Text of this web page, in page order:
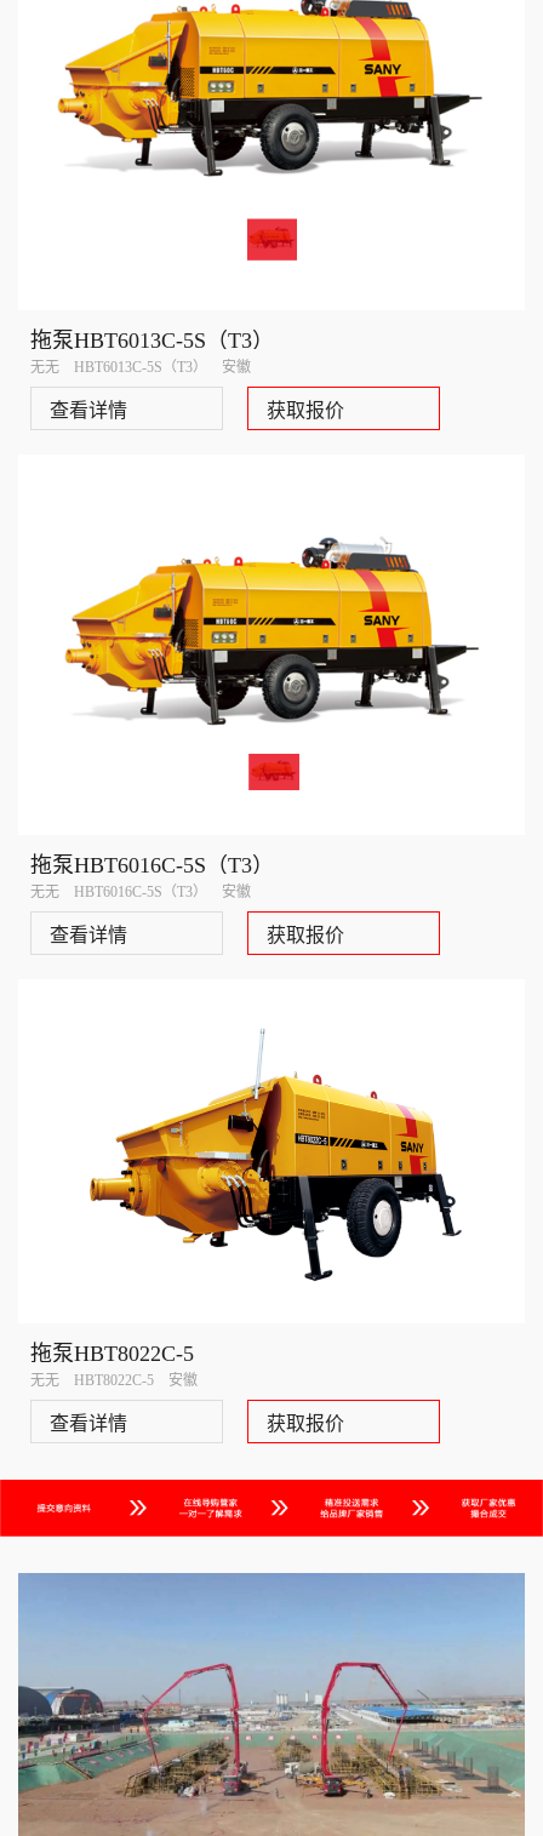
拖泵HBT6013C-5S（T3）
无无 HBT6013C-5S（T3） 安徽
查看详情 获取报价
拖泵HBT6016C-5S（T3）
无无 HBT6016C-5S（T3） 安徽
查看详情 获取报价
拖泵HBT8022C-5
无无 HBT8022C-5 安徽
查看详情 获取报价